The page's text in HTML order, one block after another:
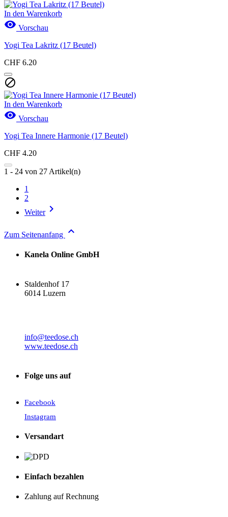
In den Warenkorb
 Vorschau
Yogi Tea Lakritz (17 Beutel)
CHF 6.20

In den Warenkorb
 Vorschau
Yogi Tea Innere Harmonie (17 Beutel)
CHF 4.20
1 - 24 von 27 Artikel(n)
1
2
Weiter
Zum Seitenanfang 
Kanela Online GmbH
Staldenhof 17
6014 Luzern
info@teedose.ch
www.teedose.ch
Folge uns auf
Facebook
Instagram
Versandart
Einfach bezahlen
Zahlung auf Rechnung